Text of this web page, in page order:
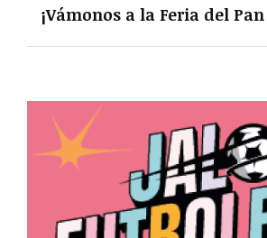
¡Vámonos a la Feria del